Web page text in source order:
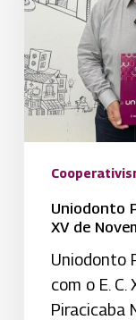
com
de
Novembro
Uniodonto
XV de
Uniodonto
com o E.
Piracicaba